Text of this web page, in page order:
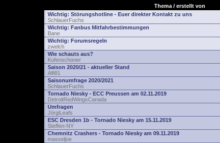
Thema / erstellt von
Wichtig: Störungshotline - Euer direkter Kontakt zu uns
SchlauerFuchs
Wichtig: Fanbus Mitfahrbestimmungen
Bane
Wichtig: Forumsregeln
zwelch
Wie schauts aus?
Kufenschoner
Saison 2020/21 - aktueller Stand
Alfi81
Saisonumfrage 2020/2021
SchlauerFuchs
Tornado Niesky - ECC Preussen am 02.11.2019
DetroitRedWingsCanada
Umfragen
JörgiLeafs
ESC Dresden 1b - Tornado Niesky am 15.11.2019
Steffen-NY
Chemnitz Crashers - Tornado Niesky am 09.11.2019
masseljoe